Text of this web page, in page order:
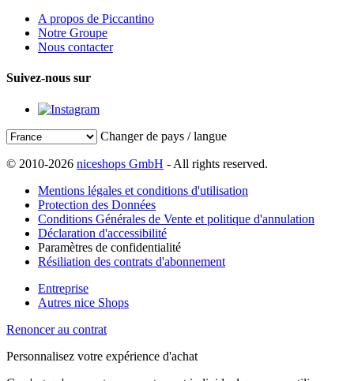
A propos de Piccantino
Notre Groupe
Nous contacter
Suivez-nous sur
Changer de pays / langue
© 2010-2026 niceshops GmbH - All rights reserved.
Mentions légales et conditions d'utilisation
Protection des Données
Conditions Générales de Vente et politique d'annulation
Déclaration d'accessibilité
Paramètres de confidentialité
Résiliation des contrats d'abonnement
Entreprise
Autres nice Shops
Renoncer au contrat
Personnalisez votre expérience d'achat